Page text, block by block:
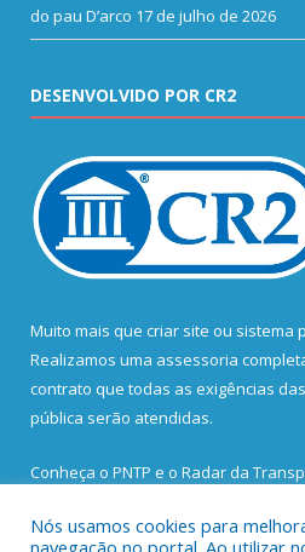
do pau D’arco 17 de julho de 2026
DESENVOLVIDO POR CR2
Muito mais que criar site ou sistema
Realizamos uma assessoria
contrato que todas as exigências das
pública serão atendidas.
Conheça o PNTP e o Radar da
Nós usamos cookies para
navegação no portal. Ao utilizar